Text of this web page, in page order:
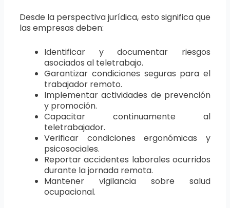
Desde la perspectiva jurídica, esto significa que
las empresas deben:
Identificar y documentar riesgos
asociados al teletrabajo.
Garantizar condiciones seguras para el
trabajador remoto.
Implementar actividades de prevención
y promoción.
Capacitar continuamente al
teletrabajador.
Verificar condiciones ergonómicas y
psicosociales.
Reportar accidentes laborales ocurridos
durante la jornada remota.
Mantener vigilancia sobre salud
ocupacional.